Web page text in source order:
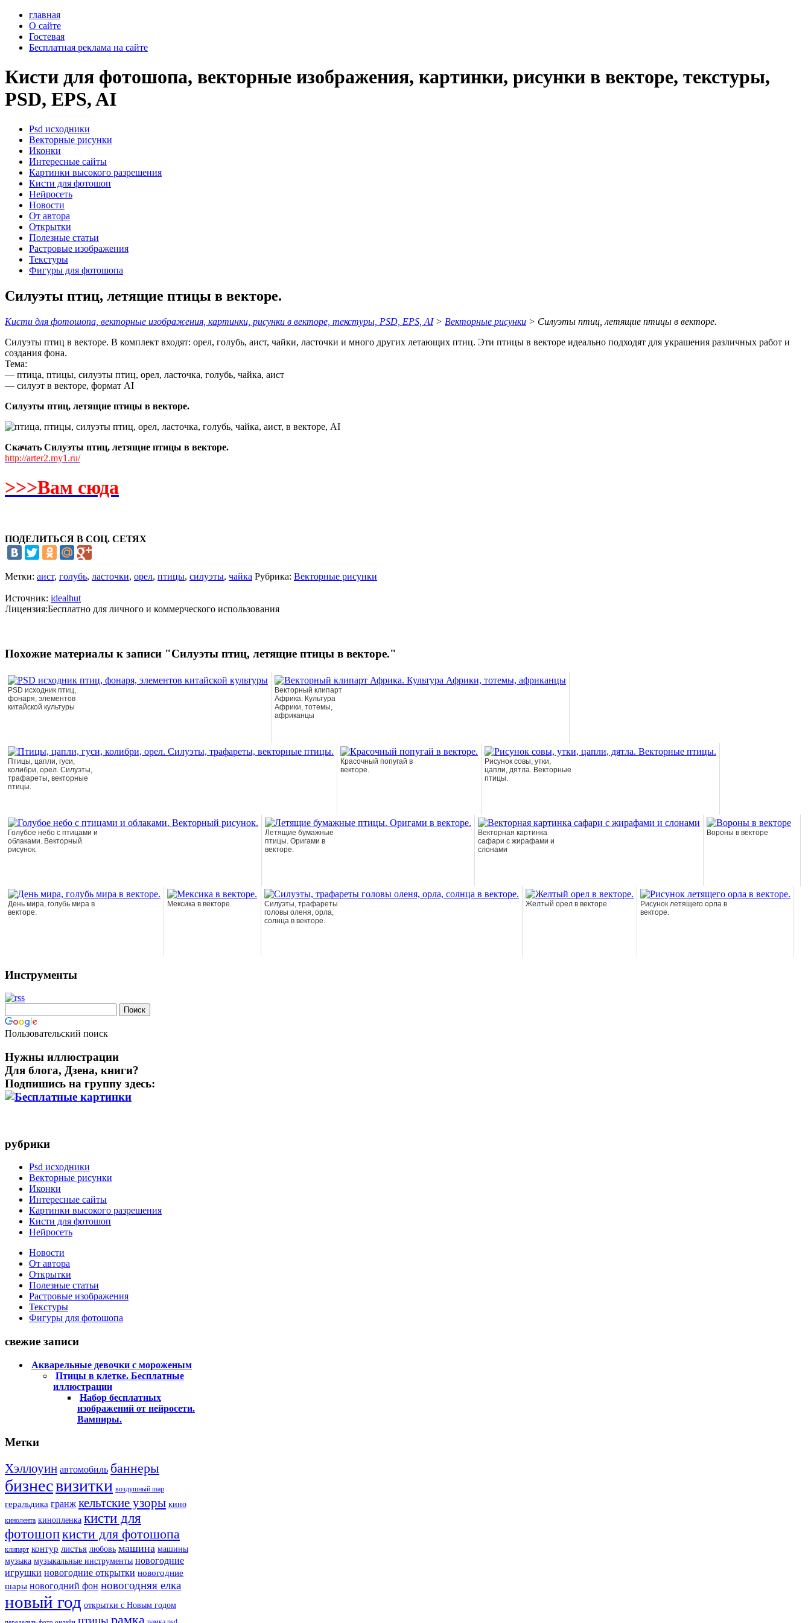
главная
О сайте
Гостевая
Бесплатная реклама на сайте
Кисти для фотошопа, векторные изображения, картинки, рисунки в векторе, текстуры,
PSD, EPS, AI
Psd исходники
Векторные рисунки
Иконки
Интересные сайты
Картинки высокого разрешения
Кисти для фотошоп
Нейросеть
Новости
От автора
Открытки
Полезные статьи
Растровые изображения
Текстуры
Фигуры для фотошопа
Силуэты птиц, летящие птицы в векторе.
Кисти для фотошопа, векторные изображения, картинки, рисунки в векторе, текстуры, PSD, EPS, AI> Векторные рисунки > Силуэты птиц, летящие птицы в векторе.
Силуэты птиц в векторе. В комплект входят: орел, голубь, аист, чайки, ласточки и много других летающих птиц. Эти птицы в векторе идеально подходят для украшения различных работ и
создания фона.
Тема:
— птица, птицы, силуэты птиц, орел, ласточка, голубь, чайка, аист
— силуэт в векторе, формат AI
Силуэты птиц, летящие птицы в векторе.
Скачать Силуэты птиц, летящие птицы в векторе.
http://arter2.my1.ru/
>>>Вам сюда
ПОДЕЛИТЬСЯ В СОЦ. СЕТЯХ
Метки: аист, голубь, ласточки, орел, птицы, силуэты, чайка Рубрика: Векторные рисунки
Источник: idealhut
Лицензия:Бесплатно для личного и коммерческого использования
Похожие материалы к записи "Силуэты птиц, летящие птицы в векторе."
PSD исходник птиц,
фонаря, элементов
китайской культуры
Векторный клипарт
Африка. Культура
Африки, тотемы,
африканцы
Птицы, цапли, гуси,
колибри, орел. Силуэты,
трафареты, векторные
птицы.
Красочный попугай в
векторе.
Рисунок совы, утки,
цапли, дятла. Векторные
птицы.
Голубое небо с птицами и
облаками. Векторный
рисунок.
Летящие бумажные
птицы. Оригами в
векторе.
Векторная картинка
сафари с жирафами и
слонами
Вороны в векторе
День мира, голубь мира в
векторе.
Мексика в векторе.
Силуэты, трафареты
головы оленя, орла,
солнца в векторе.
Желтый орел в векторе.
Рисунок летящего орла в
векторе.
Инструменты
Пользовательский поиск
Нужны иллюстрации
Для блога, Дзена, книги?
Подпишись на группу здесь:
рубрики
Psd исходники
Векторные рисунки
Иконки
Интересные сайты
Картинки высокого разрешения
Кисти для фотошоп
Нейросеть
Новости
От автора
Открытки
Полезные статьи
Растровые изображения
Текстуры
Фигуры для фотошопа
свежие записи
Акварельные девочки с мороженым
Птицы в клетке. Бесплатные
иллюстрации
Набор бесплатных
изображений от нейросети.
Вампиры.
Метки
Хэллоуин автомобиль баннеры
бизнесвизитки воздушный шар
геральдика гранж кельтские узоры кино
кинолента кинопленка кисти для
фотошопкисти для фотошопа
клипарт контур листья любовь машина машины
музыка музыкальные инструменты новогодние
игрушки новогодние открытки новогодние
шары новогодний фон новогодняя елка
новый год открытки с Новым годом
птицырамка